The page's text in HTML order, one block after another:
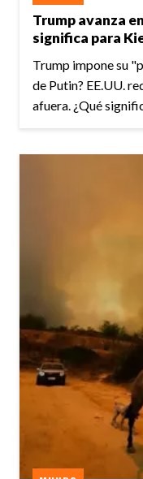
Trump avanza
significa para
Trump impone su
de Putin? EE.UU.
afuera. ¿Qué